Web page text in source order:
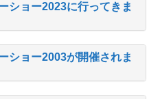
ショー2023に行ってきま
ショー2003が開催されま